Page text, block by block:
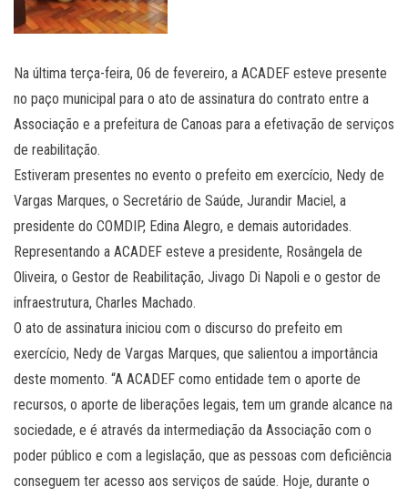
Na última terça-feira, 06 de fevereiro, a ACADEF esteve presente
no paço municipal para o ato de assinatura do contrato entre a
Associação e a prefeitura de Canoas para a efetivação de serviços
de reabilitação.
Estiveram presentes no evento o prefeito em exercício, Nedy de
Vargas Marques, o Secretário de Saúde, Jurandir Maciel, a
presidente do COMDIP, Edina Alegro, e demais autoridades.
Representando a ACADEF esteve a presidente, Rosângela de
Oliveira, o Gestor de Reabilitação, Jivago Di Napoli e o gestor de
infraestrutura, Charles Machado.
O ato de assinatura iniciou com o discurso do prefeito em
exercício, Nedy de Vargas Marques, que salientou a importância
deste momento. “A ACADEF como entidade tem o aporte de
recursos, o aporte de liberações legais, tem um grande alcance na
sociedade, e é através da intermediação da Associação com o
poder público e com a legislação, que as pessoas com deficiência
conseguem ter acesso aos serviços de saúde. Hoje, durante o